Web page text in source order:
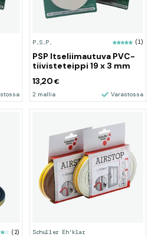
P.S.P. (1)
PSP Itseliimautuva PVC-
tiivisteteippi 19 x 3 mm
13,20 €
2 mallia Varastossa
(2) Schuller Eh'klar